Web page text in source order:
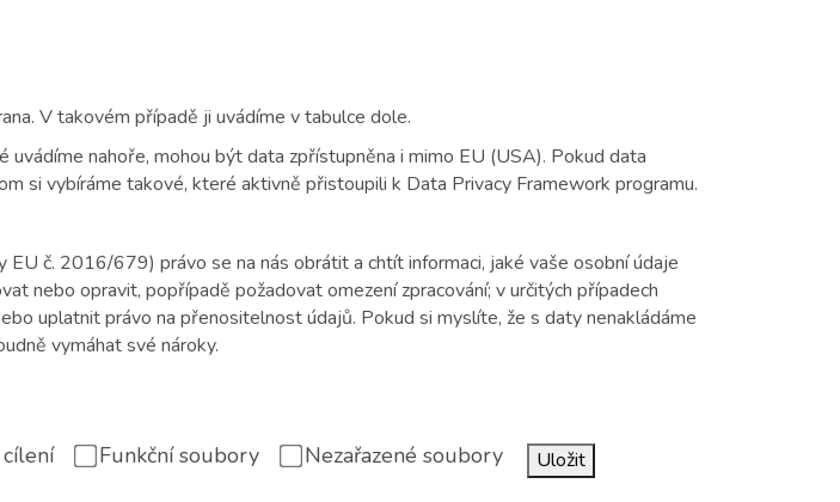
V takovém případě ji uvádíme v tabulce dole.
nahoře, mohou být data zpřístupněna i mimo EU (USA). Pokud data
si vybíráme takové, které aktivně přistoupili k Data Privacy Framework programu.
č. 2016/679) právo se na nás obrátit a chtít informaci, jaké vaše osobní údaje
nebo opravit, popřípadě požadovat omezení zpracování; v určitých případech
uplatnit právo na přenositelnost údajů. Pokud si myslíte, že s daty nenakládáme
vymáhat své nároky.
Funkční soubory Nezařazené soubory Uložit